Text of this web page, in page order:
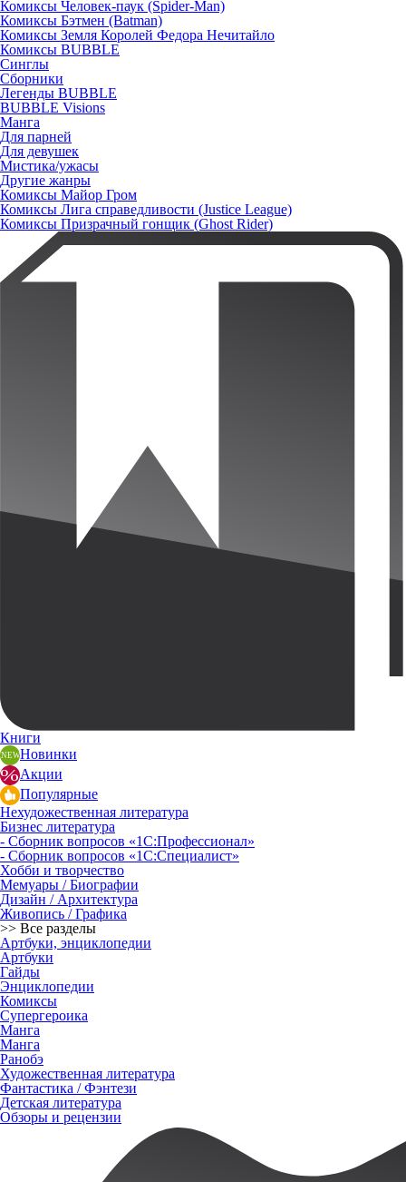
Комиксы Человек-паук (Spider-Man)
Комиксы Бэтмен (Batman)
Комиксы Земля Королей Федора Нечитайло
Комиксы BUBBLE
Синглы
Сборники
Легенды BUBBLE
BUBBLE Visions
Манга
Для парней
Для девушек
Мистика/ужасы
Другие жанры
Комиксы Майор Гром
Комиксы Лига справедливости (Justice League)
Комиксы Призрачный гонщик (Ghost Rider)
Книги
Новинки
Акции
Популярные
Нехудожественная литература
Бизнес литература
- Сборник вопросов «1С:Профессионал»
- Сборник вопросов «1С:Специалист»
Хобби и творчество
Мемуары / Биографии
Дизайн / Архитектура
Живопись / Графика
>> Все разделы
Артбуки, энциклопедии
Артбуки
Гайды
Энциклопедии
Комиксы
Супергероика
Манга
Манга
Ранобэ
Художественная литература
Фантастика / Фэнтези
Детская литература
Обзоры и рецензии